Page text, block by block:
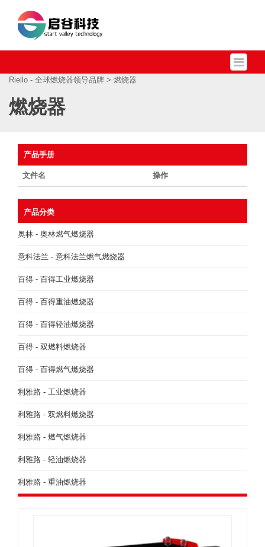
Riello - 全球燃烧器领导品牌 > 燃烧器
燃烧器
产品手册
文件名 操作
产品分类
奥林 - 奥林燃气燃烧器
意科法兰 - 意科法兰燃气燃烧器
百得 - 百得工业燃烧器
百得 - 百得重油燃烧器
百得 - 百得轻油燃烧器
百得 - 双燃料燃烧器
百得 - 百得燃气燃烧器
利雅路 - 工业燃烧器
利雅路 - 双燃料燃烧器
利雅路 - 燃气燃烧器
利雅路 - 轻油燃烧器
利雅路 - 重油燃烧器